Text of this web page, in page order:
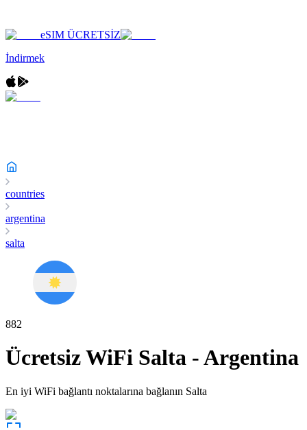
eSIM ÜCRETSİZ
İndirmek
countries
argentina
salta
882
Ücretsiz WiFi Salta -Argentina
En iyi WiFi bağlantı noktalarına bağlanın Salta